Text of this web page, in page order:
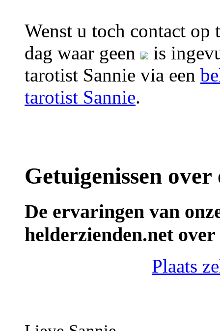
Wenst u toch contact op
dag waar geen
is
tarotist Sannie via een
tarotist Sannie.
Getuigenissen
De ervaringen van
helderzienden.net
Plaats